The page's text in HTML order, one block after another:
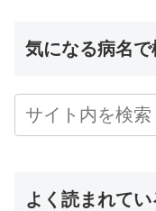
気になる病名で
よく読まれて